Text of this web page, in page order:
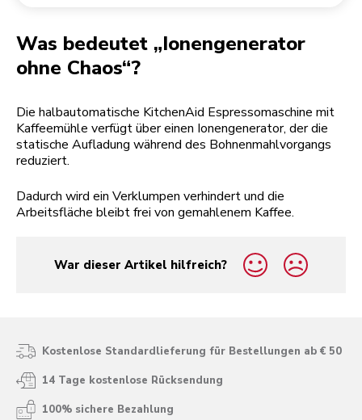
Was bedeutet „Ionengenerator
ohne Chaos“?
Die halbautomatische KitchenAid Espressomaschine mit
Kaffeemühle verfügt über einen Ionengenerator, der die
statische Aufladung während des Bohnenmahlvorgangs
reduziert.
Dadurch wird ein Verklumpen verhindert und die
Arbeitsfläche bleibt frei von gemahlenem Kaffee.
War dieser Artikel hilfreich?
yes
no
Kostenlose Standardlieferung für Bestellungen ab € 50
14 Tage kostenlose Rücksendung
100% sichere Bezahlung